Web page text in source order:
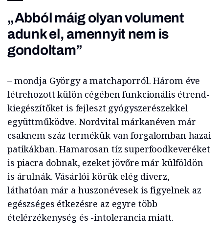
„Abból máig olyan volument
adunk el, amennyit nem is
gondoltam”
– mondja György a matchaporról. Három éve
létrehozott külön cégében funkcionális étrend-
kiegészítőket is fejleszt gyógyszerészekkel
együttműködve. Nordvital márkanéven már
csaknem száz termékük van forgalomban hazai
patikákban. Hamarosan tíz superfoodkeveréket
is piacra dobnak, ezeket jövőre már külföldön
is árulnák. Vásárlói körük elég diverz,
láthatóan már a huszonévesek is figyelnek az
egészséges étkezésre az egyre több
ételérzékenység és -intolerancia miatt.